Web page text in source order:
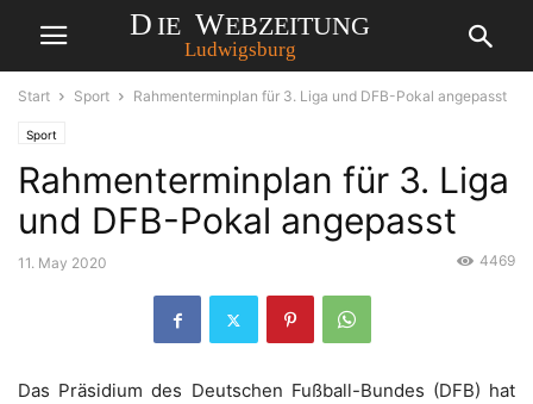
Start Sport Rahmenterminplan für 3. Liga und DFB-Pokal angepasst
Sport
Rahmenterminplan für 3. Liga
und DFB-Pokal angepasst
11. May 2020 4469
Das Präsidium des Deutschen Fußball-Bundes (DFB) hat